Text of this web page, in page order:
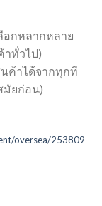
กหลากหลาย
าทั่วไป)
ค้าได้จากทุกที
มัยก่อน)
oversea/253809